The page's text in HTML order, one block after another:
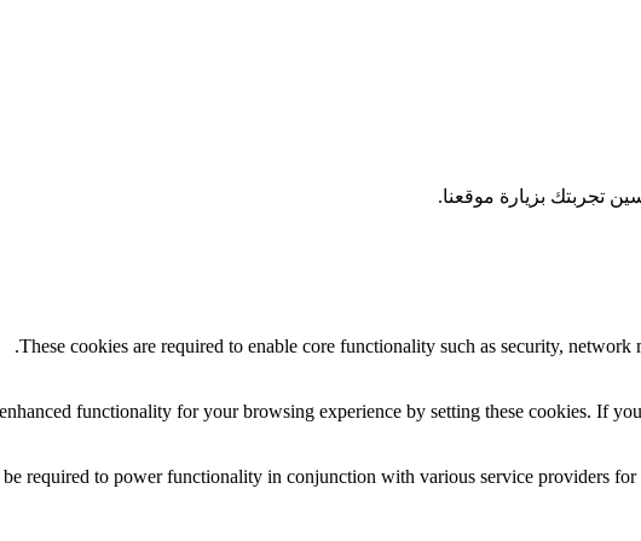
تجربتك بزيارة موقعنا.
These cookies are required to enable core functionality such as security, network
functionality for your browsing experience by setting these cookies. If
required to power functionality in conjunction with various service providers for